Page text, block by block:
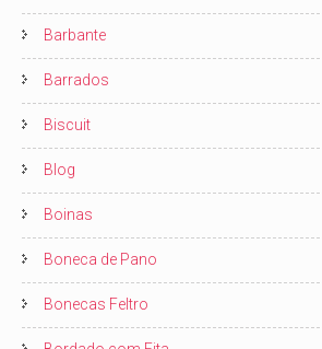
Barbante
Barrados
Biscuit
Blog
Boinas
Boneca de Pano
Bonecas Feltro